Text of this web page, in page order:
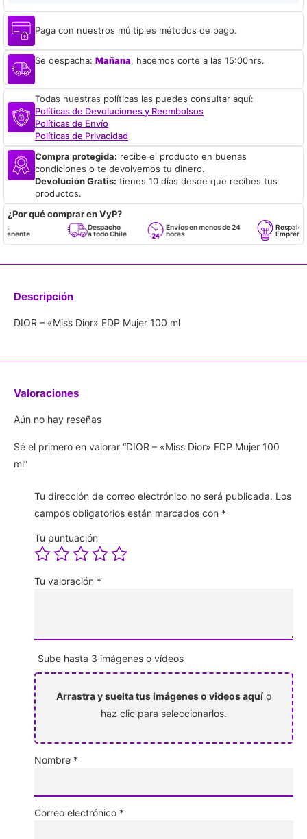
Paga con nuestros múltiples métodos de pago.
Se despacha: Mañana, hacemos corte a las 15:00hrs.
Todas nuestras políticas las puedes consultar aquí:
Políticas de Devoluciones y Reembolsos
Políticas de Envío
Políticas de Privacidad
Compra protegida: recibe el producto en buenas
condiciones o te devolvemos tu dinero.
Devolución Gratis: tienes 10 días desde que recibes tus
productos.
¿Por qué comprar en VyP?
Despacho
a todo Chile
Envíos en menos de 24
horas
Respaldo
Descripción
DIOR – «Miss Dior» EDP Mujer 100 ml
Valoraciones
Aún no hay reseñas
Sé el primero en valorar “DIOR – «Miss Dior» EDP Mujer 100
ml”
Tu dirección de correo electrónico no será publicada. Los
campos obligatorios están marcados con *
Tu puntuación
Tu valoración *
Sube hasta 3 imágenes o vídeos
Arrastra y suelta tus imágenes o videos aquí o
haz clic para seleccionarlos.
Nombre *
Correo electrónico *